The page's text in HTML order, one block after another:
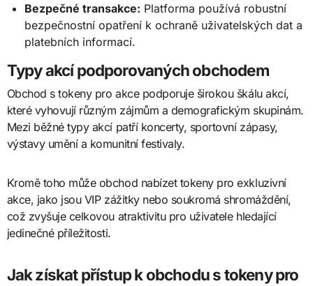
Bezpečné transakce: Platforma používá robustní
bezpečnostní opatření k ochraně uživatelských dat a
platebních informací.
Typy akcí podporovaných obchodem
Obchod s tokeny pro akce podporuje širokou škálu akcí,
které vyhovují různým zájmům a demografickým skupinám.
Mezi běžné typy akcí patří koncerty, sportovní zápasy,
výstavy umění a komunitní festivaly.
Kromě toho může obchod nabízet tokeny pro exkluzivní
akce, jako jsou VIP zážitky nebo soukromá shromáždění,
což zvyšuje celkovou atraktivitu pro uživatele hledající
jedinečné příležitosti.
Jak získat přístup k obchodu s tokeny pro